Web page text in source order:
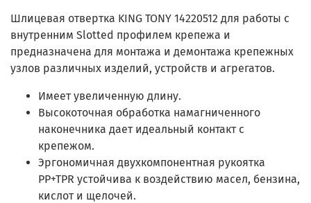
Шлицевая отвертка KING TONY 14220512 для работы с
внутренним Slotted профилем крепежа и
предназначена для монтажа и демонтажа крепежных
узлов различных изделий, устройств и агрегатов.
Имеет увеличенную длину.
Высокоточная обработка намагниченного
наконечника дает идеальный контакт с
крепежом.
Эргономичная двухкомпонентная рукоятка
PP+TPR устойчива к воздействию масел, бензина,
кислот и щелочей.